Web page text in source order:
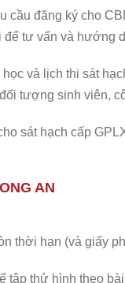
cầu đăng ký cho
tư vấn và hướng
và lịch thi sát
tượng sinh viên,
sát hạch cấp
AN
thời hạn (và giấy
tập thử hình theo